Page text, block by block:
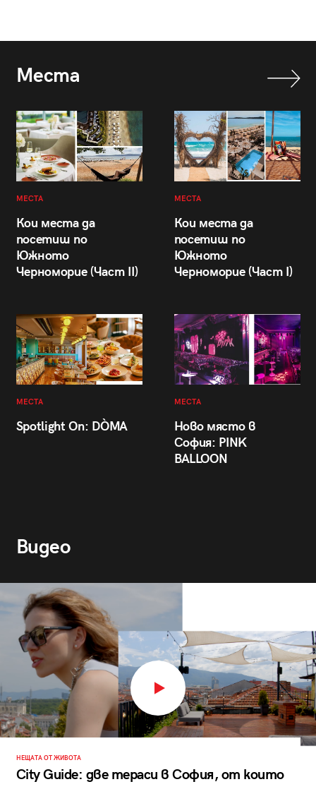
Места
МЕСТА
Кои места да
посетиш по
Южното
Черноморие (Част II)
МЕСТА
Кои места да
посетиш по
Южното
Черноморие (Част I)
МЕСТА
Spotlight On: DÒMA
МЕСТА
Ново място в
София: PINK
BALLOON
Видео
НЕЩАТА ОТ ЖИВОТА
City Guide: две тераси в София, от които